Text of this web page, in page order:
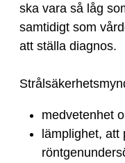
ska vara så låg
samtidigt som
att ställa diagnos.
medvetenhet
lämplighet, att